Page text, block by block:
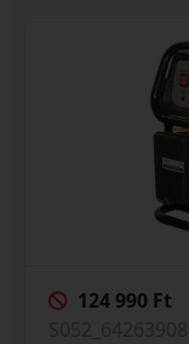
124 990 Ft